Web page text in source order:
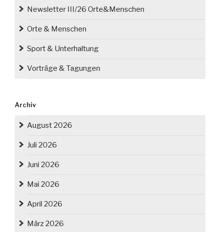
Newsletter III/26 Orte&Menschen
Orte & Menschen
Sport & Unterhaltung
Vorträge & Tagungen
Archiv
August 2026
Juli 2026
Juni 2026
Mai 2026
April 2026
März 2026